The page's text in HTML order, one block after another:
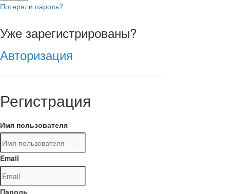
Потеряли пароль?
Уже зарегистрированы?
Авторизация
Регистрация
Имя пользователя
Email
Пароль